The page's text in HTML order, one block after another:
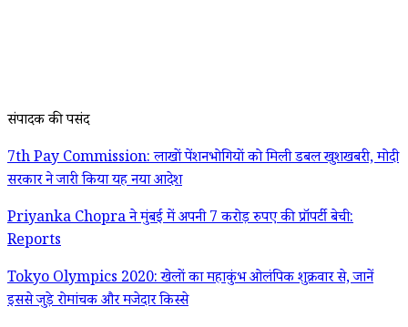
संपादक की पसंद
7th Pay Commission: लाखों पेंशनभोगियों को मिली डबल खुशखबरी, मोदी
सरकार ने जारी किया यह नया आदेश
Priyanka Chopra ने मुंबई में अपनी 7 करोड़ रुपए की प्रॉपर्टी बेची:
Reports
Tokyo Olympics 2020: खेलों का महाकुंभ ओलंपिक शुक्रवार से, जानें
इससे जुड़े रोमांचक और मजेदार किस्से